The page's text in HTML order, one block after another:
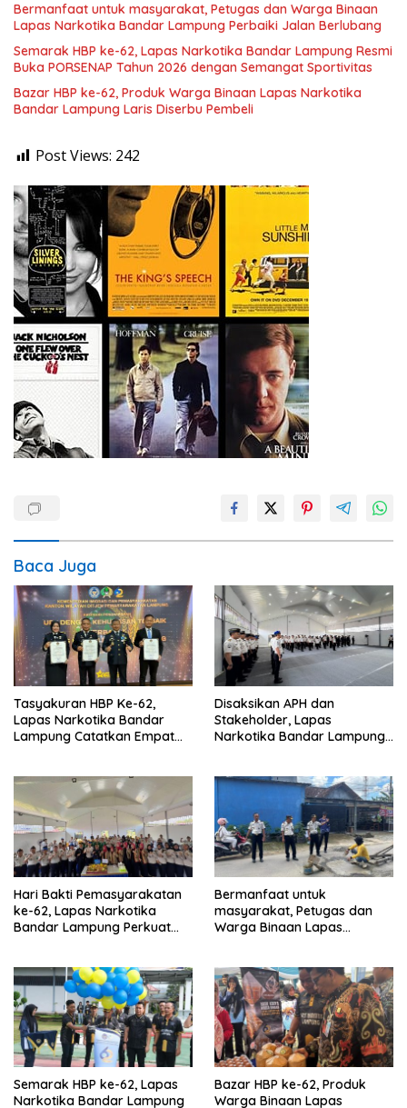
Bermanfaat untuk masyarakat, Petugas dan Warga Binaan
Lapas Narkotika Bandar Lampung Perbaiki Jalan Berlubang
Semarak HBP ke-62, Lapas Narkotika Bandar Lampung Resmi
Buka PORSENAP Tahun 2026 dengan Semangat Sportivitas
Bazar HBP ke-62, Produk Warga Binaan Lapas Narkotika
Bandar Lampung Laris Diserbu Pembeli
Post Views: 242
Baca Juga
Tasyakuran HBP Ke-62,
Lapas Narkotika Bandar
Lampung Catatkan Empat
Disaksikan APH dan
Stakeholder, Lapas
Narkotika Bandar Lampung
Halinar
Hari Bakti Pemasyarakatan
ke-62, Lapas Narkotika
Bandar Lampung Perkuat
Bermanfaat untuk
masyarakat, Petugas dan
Warga Binaan Lapas
Semarak HBP ke-62, Lapas
Narkotika Bandar Lampung
Bazar HBP ke-62, Produk
Warga Binaan Lapas